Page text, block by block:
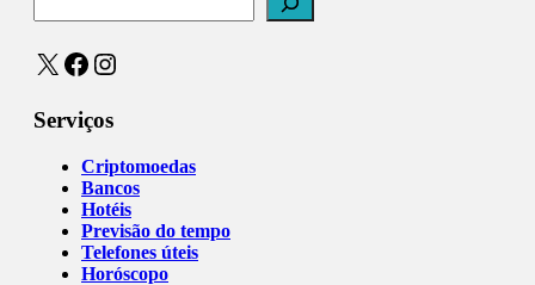
X Facebook
Instagram
Serviços
Criptomoedas
Bancos
Hotéis
Previsão do tempo
Telefones úteis
Horóscopo